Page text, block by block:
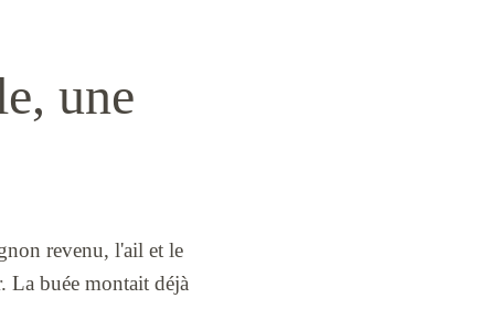
une
revenu, l'ail et le
La buée montait déjà